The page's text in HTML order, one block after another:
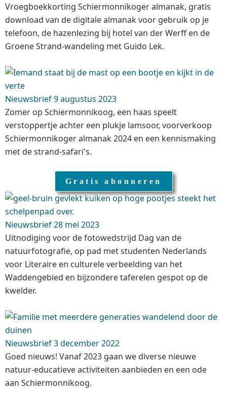
Vroegboekkorting Schiermonnikoger almanak, gratis
download van de digitale almanak voor gebruik op je
telefoon, de hazenlezing bij hotel van der Werff en de
Groene Strand-wandeling met Guido Lek.
Nieuwsbrief 9 augustus 2023
Zomer op Schiermonnikoog, een haas speelt
verstoppertje achter een plukje lamsoor, voorverkoop
Schiermonnikoger almanak 2024 en een kennismaking
met de strand-safari's.
Gratis abonneren
Nieuwsbrief 28 mei 2023
Uitnodiging voor de fotowedstrijd Dag van de
natuurfotografie, op pad met studenten Nederlands
voor Literaire en culturele verbeelding van het
Waddengebied en bijzondere taferelen gespot op de
kwelder.
Nieuwsbrief 3 december 2022
Goed nieuws! Vanaf 2023 gaan we diverse nieuwe
natuur-educatieve activiteiten aanbieden en een ode
aan Schiermonnikoog.